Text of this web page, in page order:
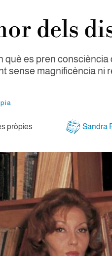
dels
què es pren consciència
sense magnificència ni
pròpies Sandra